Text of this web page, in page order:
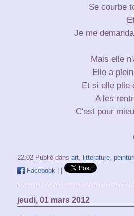
Se courbe
Je me
Mais elle
Elle a
Et si elle plie
A les
C'est pour
22:02 Publié dans art, litterature,
Facebook|
jeudi, 01 mars 2012